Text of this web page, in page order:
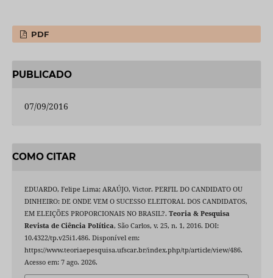
PDF
PUBLICADO
07/09/2016
COMO CITAR
EDUARDO, Felipe Lima; ARAÚJO, Victor. PERFIL DO CANDIDATO OU
DINHEIRO: DE ONDE VEM O SUCESSO ELEITORAL DOS CANDIDATOS,
EM ELEIÇÕES PROPORCIONAIS NO BRASIL?. Teoria & Pesquisa
Revista de Ciência Política, São Carlos, v. 25, n. 1, 2016. DOI:
10.4322/tp.v25i1.486. Disponível em:
https://www.teoriaepesquisa.ufscar.br/index.php/tp/article/view/486.
Acesso em: 7 ago. 2026.